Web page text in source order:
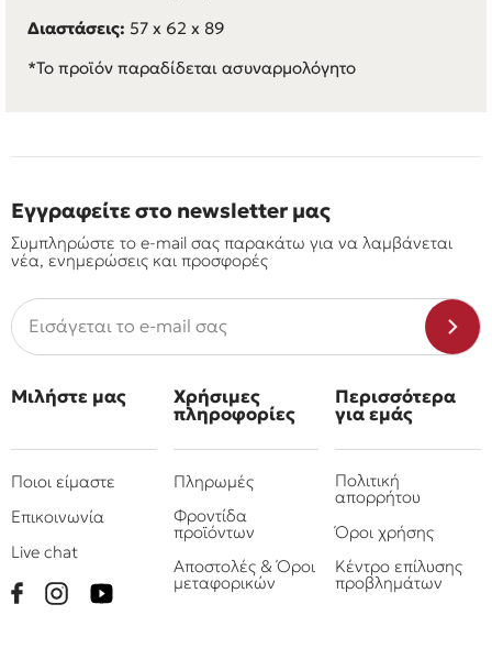
Διαστάσεις: 57 x 62 x 89
*Το προϊόν παραδίδεται ασυναρμολόγητο
Εγγραφείτε στο newsletter μας
Συμπληρώστε το e-mail σας παρακάτω για να λαμβάνεται
νέα, ενημερώσεις και προσφορές
Μιλήστε μας
Ποιοι είμαστε
Επικοινωνία
Live chat
Χρήσιμες
πληροφορίες
Πληρωμές
Φροντίδα
προϊόντων
Αποστολές & Όροι
μεταφορικών
Περισσότερα
για εμάς
Πολιτική
απορρήτου
Όροι χρήσης
Κέντρο επίλυσης
προβλημάτων